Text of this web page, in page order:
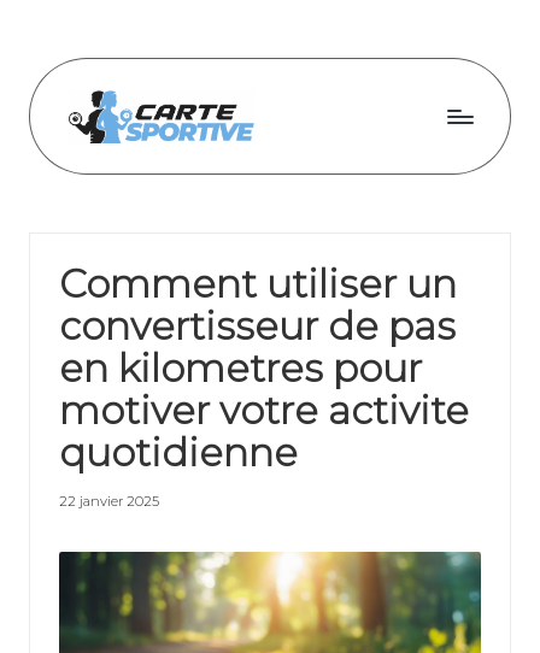
content
C
t
e
s
p
o
r
ti
v
e
Comment utiliser un
convertisseur de pas
en kilometres pour
motiver votre activite
quotidienne
22 janvier 2025